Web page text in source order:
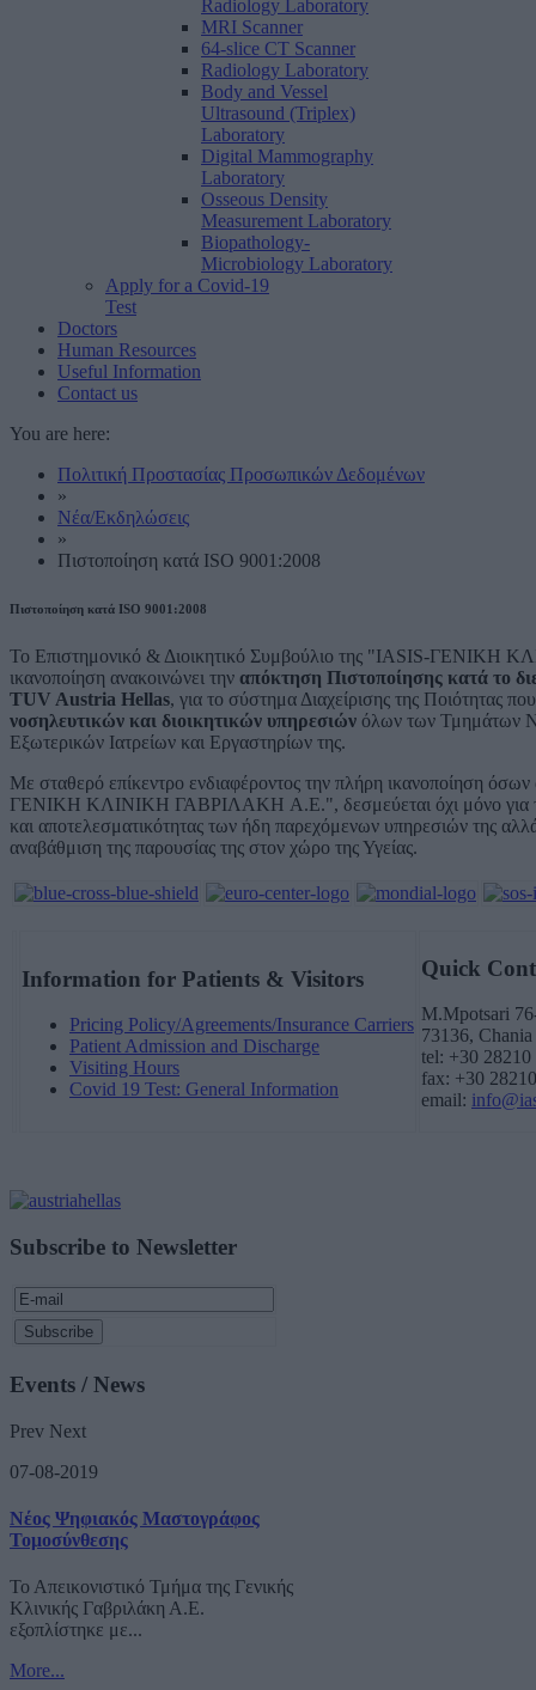
Radiology Laboratory
MRI Scanner
64-slice CT Scanner
Radiology Laboratory
Body and Vessel
Ultrasound (Triplex)
Laboratory
Digital Mammography
Laboratory
Osseous Density
Measurement Laboratory
Biopathology-
Microbiology Laboratory
Apply for a Covid-19
Test
Doctors
Human Resources
Useful Information
Contact us
You are here:
Πολιτική Προστασίας Προσωπικών Δεδομένων
»
Νέα/Εκδηλώσεις
»
Πιστοποίηση κατά ISO 9001:2008
Πιστοποίηση κατά ISO 9001:2008
Το Επιστημονικό & Διοικητικό Συμβούλιο της "IASIS-ΓΕΝΙΚΗ
ικανοποίηση ανακοινώνει την απόκτηση Πιστοποίησης κατά το
TUV Austria Hellas, για το σύστημα Διαχείρισης της Ποιότητας
νοσηλευτικών και διοικητικών υπηρεσιών όλων των Τμημάτων
Εξωτερικών Ιατρείων και Εργαστηρίων της.
Με σταθερό επίκεντρο ενδιαφέροντος την πλήρη ικανοποίηση
ΓΕΝΙΚΗ ΚΛΙΝΙΚΗ ΓΑΒΡΙΛΑΚΗ A.E.", δεσμεύεται όχι μόνο για
και αποτελεσματικότητας των ήδη παρεχόμενων υπηρεσιών της
αναβάθμιση της παρουσίας της στον χώρο της Υγείας.
Information for Patients & Visitors
Pricing Policy/Agreements/Insurance Carriers
Patient Admission and Discharge
Visiting Hours
Covid 19 Test: General Information
Quick
M.Mpotsari
73136, Chania
tel: +30 28210
fax: +30
email:
Subscribe to Newsletter
Events / News
Prev Next
07-08-2019
Νέος Ψηφιακός Μαστογράφος
Τομοσύνθεσης
Το Απεικονιστικό Τμήμα της Γενικής
Κλινικής Γαβριλάκη Α.Ε.
εξοπλίστηκε με...
More...